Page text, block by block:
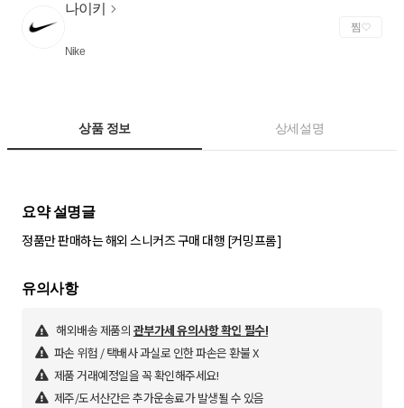
나이키
Nike
찜
상품 정보 상세설명
요약 설명글
정품만 판매하는 해외 스니커즈 구매 대행 [커밍프롬]
유의사항
해외배송 제품의 관부가세 유의사항 확인 필수!
파손 위험 / 택배사 과실로 인한 파손은 환불 X
제품 거래예정일을 꼭 확인해주세요!
제주/도서산간은 추가운송료가 발생될 수 있음